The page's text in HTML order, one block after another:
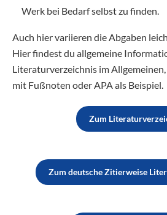
Werk bei Bedarf selbst zu finden.
Auch hier variieren die Abgaben
Hier findest du allgemeine
Literaturverzeichnis im
mit Fußnoten oder APA als Beispiel.
Zum
Zum deutsche Zitierweise